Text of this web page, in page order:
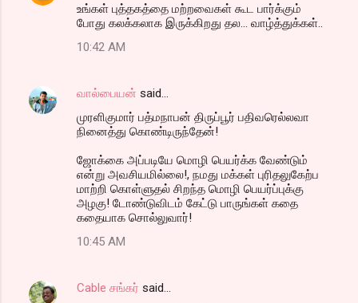
உங்கள் புத்தகத்தை மற்றவைகள் கூட பார்க்கும்
போது கலக்கலாக இருக்கிறது தல... வாழ்த்துக்கள்..
10:42 AM
வால்பையன் said…
முரளிகுமார் பத்மநாபன் திருப்பூர் பதிவரெல்லவா
நினைத்து கொண்டிருந்தேன்!
ஜோக்கை அப்படியே மொழி பெயர்க்க வேண்டும்
என்று அவசியமில்லை!, நமது மக்கள் புரிதலுகேற்ப
மாற்றி கொள்ளுதல் சிறந்த மொழி பெயர்ப்புக்கு
அழகு! டோண்டுவிடம் கேட்டு பாருங்கள் கதை
கதையாக சொல்லுவார்!
10:45 AM
Cable சங்கர் said…